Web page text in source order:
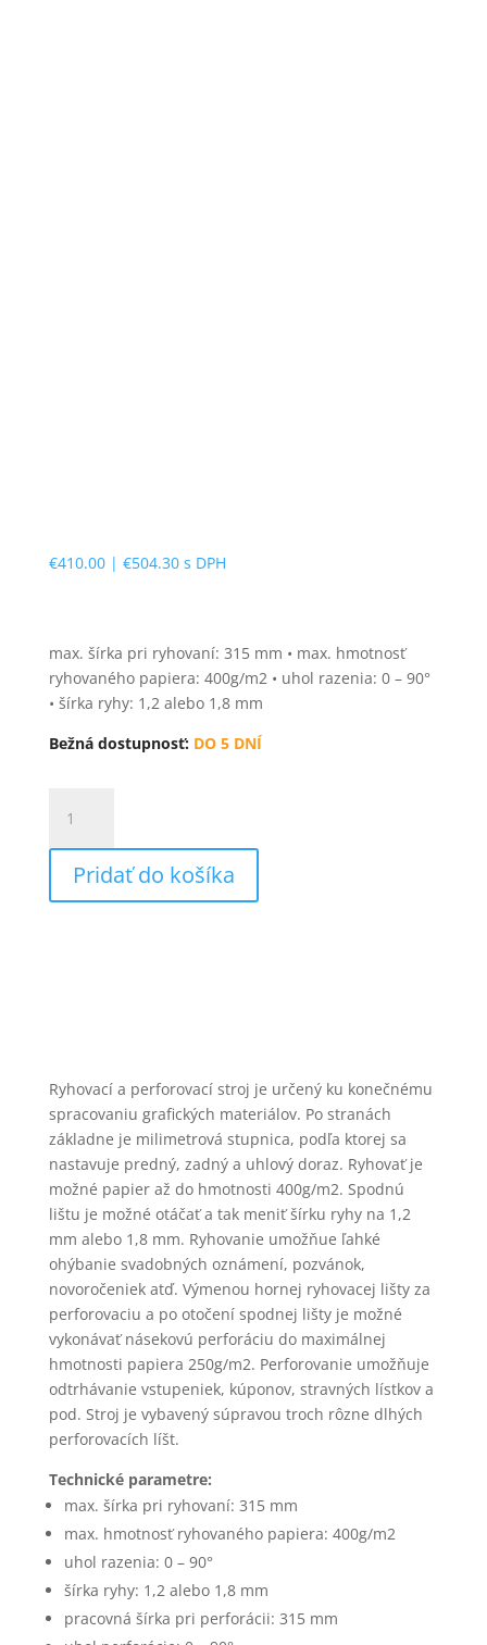
€410.00 | €504.30s DPH
max. šírka pri ryhovaní: 315 mm • max. hmotnosť
ryhovaného papiera: 400g/m2 • uhol razenia: 0 – 90°
• šírka ryhy: 1,2 alebo 1,8 mm
Bežná dostupnosť: DO 5 DNÍ
GPM
315
Pridať do košíka
Ryhovací a perforovací stroj je určený ku konečnému
spracovaniu grafických materiálov. Po stranách
základne je milimetrová stupnica, podľa ktorej sa
nastavuje predný, zadný a uhlový doraz. Ryhovať je
možné papier až do hmotnosti 400g/m2. Spodnú
lištu je možné otáčať a tak meniť šírku ryhy na 1,2
mm alebo 1,8 mm. Ryhovanie umožňue ľahké
ohýbanie svadobných oznámení, pozvánok,
novoročeniek atď. Výmenou hornej ryhovacej lišty za
perforovaciu a po otočení spodnej lišty je možné
vykonávať násekovú perforáciu do maximálnej
hmotnosti papiera 250g/m2. Perforovanie umožňuje
odtrhávanie vstupeniek, kúponov, stravných lístkov a
pod. Stroj je vybavený súpravou troch rôzne dlhých
perforovacích líšt.
Technické parametre:
max. šírka pri ryhovaní: 315 mm
max. hmotnosť ryhovaného papiera: 400g/m2
uhol razenia: 0 – 90°
šírka ryhy: 1,2 alebo 1,8 mm
pracovná šírka pri perforácii: 315 mm